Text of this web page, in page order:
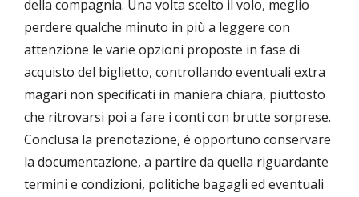
della compagnia. Una volta scelto il volo, meglio
perdere qualche minuto in più a leggere con
attenzione le varie opzioni proposte in fase di
acquisto del biglietto, controllando eventuali extra
magari non specificati in maniera chiara, piuttosto
che ritrovarsi poi a fare i conti con brutte sorprese.
Conclusa la prenotazione, è opportuno conservare
la documentazione, a partire da quella riguardante
termini e condizioni, politiche bagagli ed eventuali